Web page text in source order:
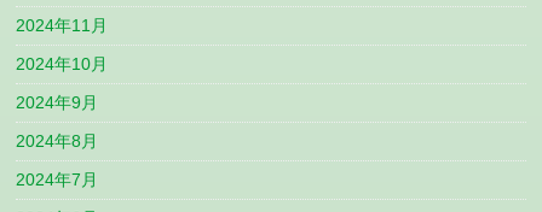
2024年11月
2024年10月
2024年9月
2024年8月
2024年7月